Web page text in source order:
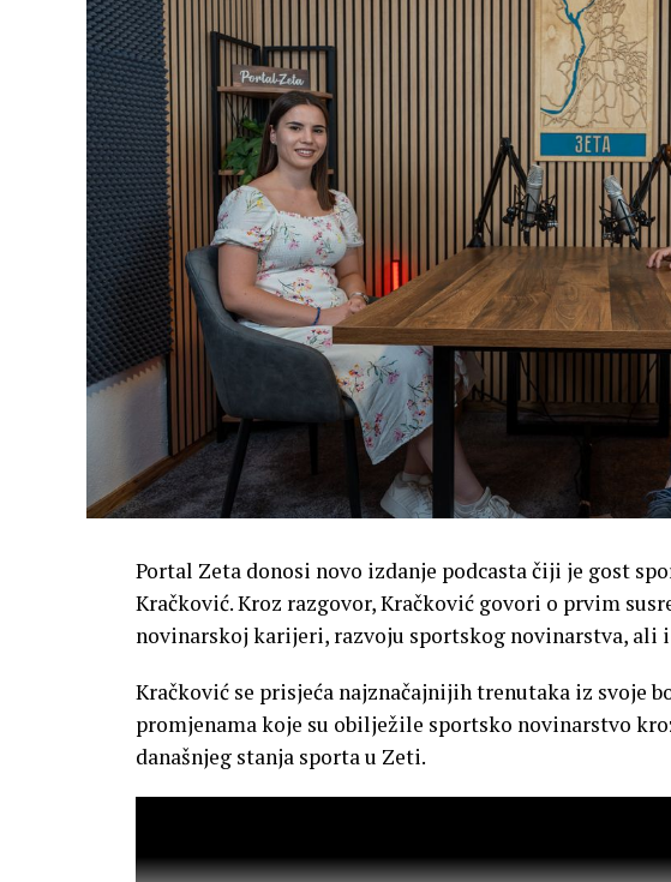
Portal Zeta donosi novo izdanje podcasta čiji je gost
Kračković. Kroz razgovor, Kračković govori o prvim
novinarskoj karijeri, razvoju sportskog novinarstva,
Kračković se prisjeća najznačajnijih trenutaka iz svoje
promjenama koje su obilježile sportsko novinarstvo
današnjeg stanja sporta u Zeti.